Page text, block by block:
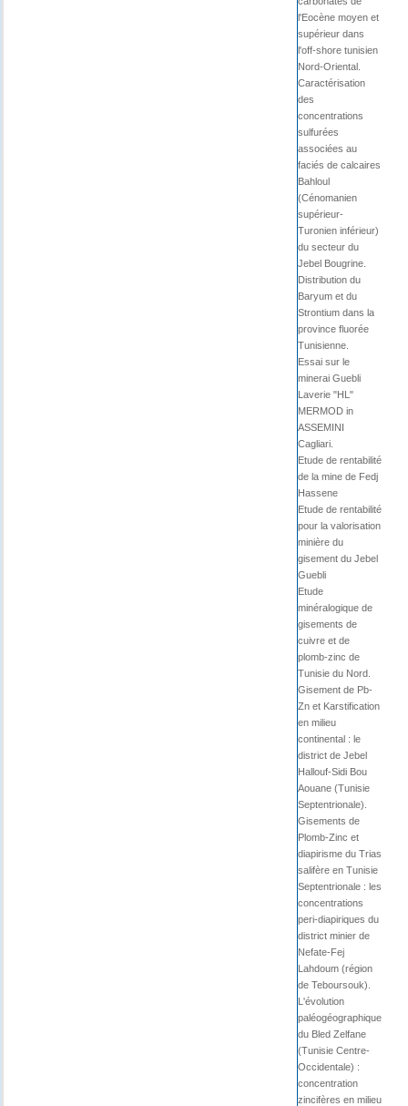
l'Eocène moyen et
supérieur dans
l'off-shore tunisien
Nord-Oriental.
Caractérisation
des
concentrations
sulfurées
associées au
faciés de calcaires
Bahloul
(Cénomanien
supérieur-
Turonien inférieur)
du secteur du
Jebel Bougrine.
Distribution du
Baryum et du
Strontium dans la
province fluorée
Tunisienne.
Essai sur le
minerai Guebli
Laverie "HL"
MERMOD in
ASSEMINI
Cagliari.
Etude de rentabilité
de la mine de Fedj
Hassene
Etude de rentabilité
pour la valorisation
minière du
gisement du Jebel
Guebli
Etude
minéralogique de
gisements de
cuivre et de
plomb-zinc de
Tunisie du Nord.
Gisement de Pb-
Zn et Karstification
en milieu
continental : le
district de Jebel
Hallouf-Sidi Bou
Aouane (Tunisie
Septentrionale).
Gisements de
Plomb-Zinc et
diapirisme du Trias
salifère en Tunisie
Septentrionale : les
concentrations
peri-diapiriques du
district minier de
Nefate-Fej
Lahdoum (région
de Teboursouk).
L'évolution
paléogéographique
du Bled Zelfane
(Tunisie Centre-
Occidentale) :
concentration
zincifères en milieu